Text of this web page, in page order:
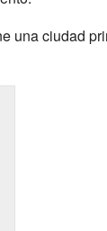
una ciudad